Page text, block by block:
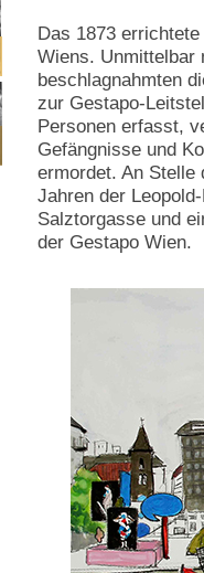
Das 1873
Wiens. Unmittelbar
beschlagnahmten
zur Gestapo-
Personen erfasst,
Gefängnisse und
ermordet. An Stelle
Jahren der
Salztorgasse und
der Gestapo Wien.